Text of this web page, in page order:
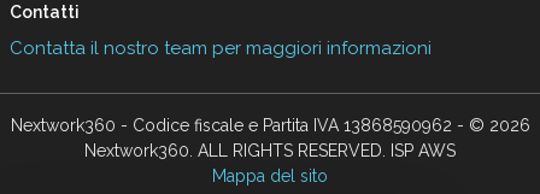
Contatti
Contatta il nostro team per maggiori informazioni
Nextwork360 - Codice fiscale e Partita IVA 13868590962 - © 2026
Nextwork360. ALL RIGHTS RESERVED. ISP AWS
Mappa del sito